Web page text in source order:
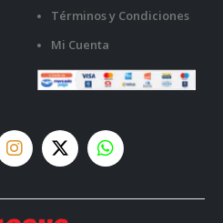
Términos y Condiciones
Mi Cuenta